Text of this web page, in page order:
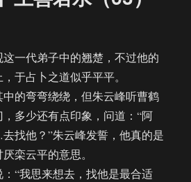
一代弟子中的翘楚，不过他的
于占卜之道似乎平平。
的弯弯绕绕，但朱云峰听曹鹤
多少还有点印象，问道：“阿
他？”朱云峰发誓，他真的是
栾云平的意思。
“我思来想去，找他是最合适